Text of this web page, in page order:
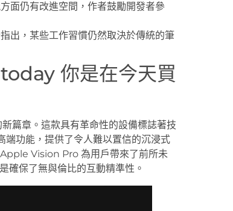
面仍有改進空間，作者鼓勵開發者參
出，某些工作習慣仍然取決於傳統的筆
你是在今天買
篇章。這款具有革命性的設備標誌著技
端功能，提供了令人難以置信的沉浸式
Vision Pro 為用戶帶來了前所未
確保了無與倫比的互動精準性。